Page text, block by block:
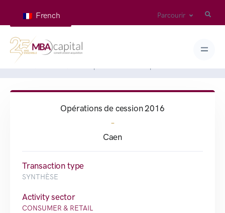
French Parcourir
Opérations de cession 2016
-
Caen
Transaction type
SYNTHÈSE
Activity sector
CONSUMER & RETAIL